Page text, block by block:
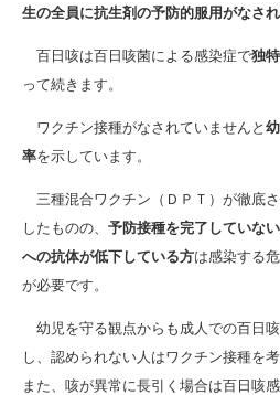
生の全員に抗生剤の予防的服用がなされ
百日咳は百日咳菌による感染症で独
って続きます。
ワクチン接種がなされていませんと
率を示しています。
三種混合ワクチン（ＤＰＴ）が徹底
したものの、 予防接種を完了していな
への抗体が低下している方は感染する
が必要です。
幼児を守る観点からも成人での百日
し、認められない人はワクチン接種を
また、咳が異常に長引く場合は百日咳